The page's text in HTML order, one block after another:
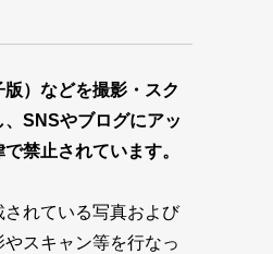
）などを撮影・スク
、SNSやブログにアッ
禁止されています。
れている写真および
スキャン等を行なっ